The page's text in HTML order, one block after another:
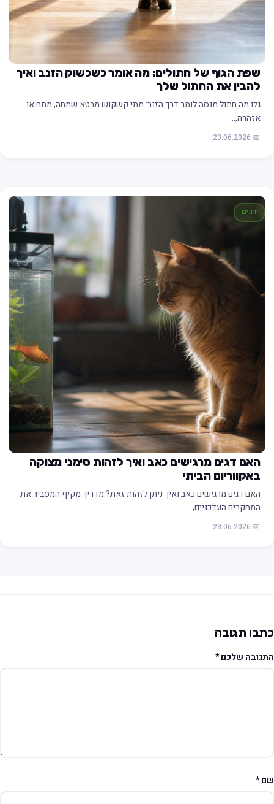
שפת הגוף של חתולים: מה אומר כשכשוק הזנב ואיך
להבין את החתול שלך
גלו מה חתול מנסה לומר דרך הזנב: מתי קשקוש מבטא שמחה, מתח או
אזהרה,…
📅 23.06.2026
דגים
האם דגים מרגישים כאב ואיך לזהות סימני מצוקה
באקווריום הביתי
האם דגים מרגישים כאב ואיך ניתן לזהות זאת? מדריך מקיף המסביר את
המחקרים העדכניים,…
📅 23.06.2026
תגובה
שלכם*
*